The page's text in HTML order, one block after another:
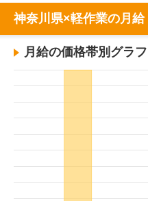
神奈川県×軽作業の月給
月給の価格帯別グラフ